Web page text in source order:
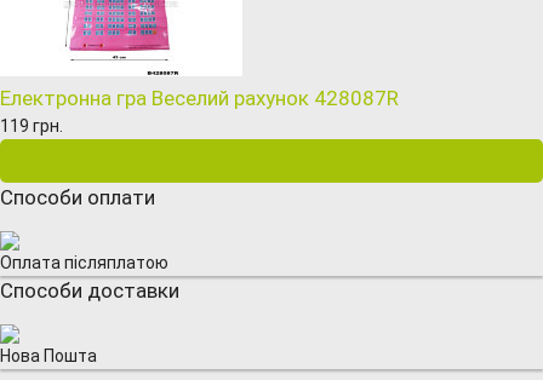
Електронна гра Веселий рахунок 428087R
119 грн.
Способи оплати
Оплата післяплатою
Способи доставки
Нова Пошта